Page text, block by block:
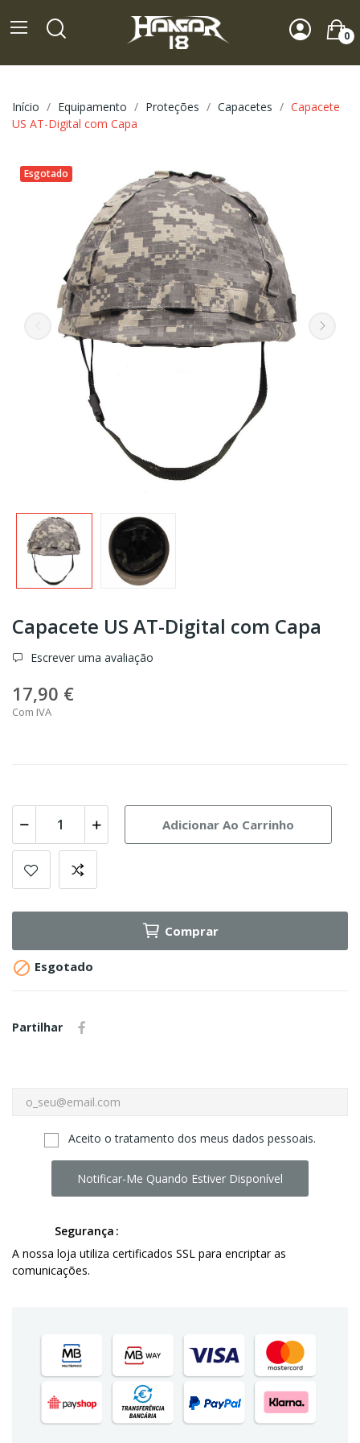
0
Início Equipamento Proteções Capacetes
Capacete
US AT-Digital com Capa
Esgotado
Capacete US AT-Digital com Capa
Escrever uma avaliação
17,90 €
Com IVA
Adicionar Ao Carrinho
Comprar
 Esgotado
Partilhar
Aceito o tratamento dos meus dados pessoais.
Notificar-Me Quando Estiver Disponível
Segurança
A nossa loja utiliza certificados SSL para encriptar as
comunicações.